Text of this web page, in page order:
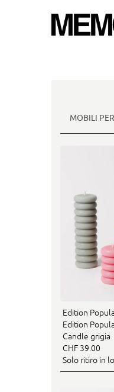
MOBILI
Edition
Edition
Candle grigia
CHF 39.00
Solo ritiro in